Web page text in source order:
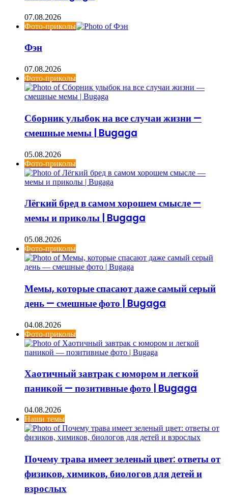
07.08.2026
Фото-приколы
Фэн
07.08.2026
Фото-приколы
Сборник улыбок на все случаи жизни —
смешные мемы | Bugaga
05.08.2026
Фото-приколы
Лёгкий бред в самом хорошем смысле —
мемы и приколы | Bugaga
05.08.2026
Фото-приколы
Мемы, которые спасают даже самый серый
день — смешные фото | Bugaga
04.08.2026
Фото-приколы
Хаотичный завтрак с юмором и легкой
паникой — позитивные фото | Bugaga
04.08.2026
Наши темы
Почему трава имеет зеленый цвет: ответы от
физиков, химиков, биологов для детей и
взрослых